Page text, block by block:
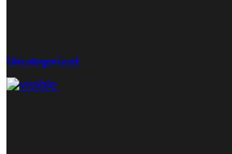
Uncategorized